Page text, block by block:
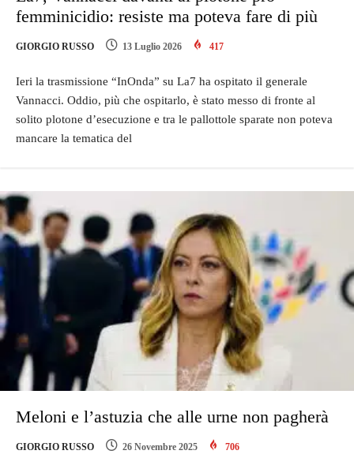
femminicidio: resiste ma poteva fare di più
GIORGIO RUSSO 13 Luglio 2026 417
Ieri la trasmissione “InOnda” su La7 ha ospitato il generale
Vannacci. Oddio, più che ospitarlo, è stato messo di fronte al
solito plotone d’esecuzione e tra le pallottole sparate non poteva
mancare la tematica del
Meloni e l’astuzia che alle urne non pagherà
GIORGIO RUSSO 26 Novembre 2025 706